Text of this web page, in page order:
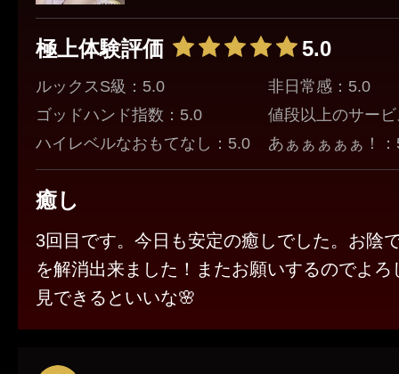
極上体験評価 5.0
ルックスS級：5.0
ゴッドハンド指数：5.0
ハイレベルなおもてなし：5.0
非日常感：5.0
値段以上のサー
あぁぁぁぁぁ！
癒し
3回目です。今日も安定の癒しでした。お陰
を解消出来ました！またお願いするのでよ
見できるといいな🌸